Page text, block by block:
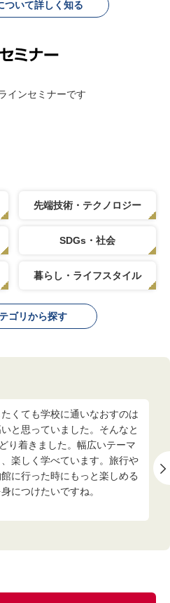
いて詳しく知る
インセミナーです
先端技術・テクノロジー
SDGs・社会
暮らし・ライフスタイル
ゴリから探す
くても学校に通いなおすのは
と思っていました。そんなと
り着きました。幅広いテーマ
楽しく学べています。旅行や
に行った時にもっと楽しめる
につけたいですね。